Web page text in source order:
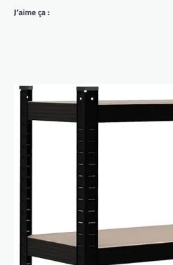
J’aime ça :